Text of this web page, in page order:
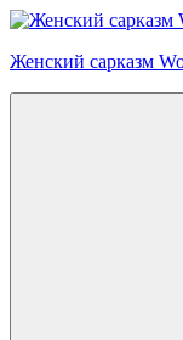
Перейти
содержимому
Женский сарказм